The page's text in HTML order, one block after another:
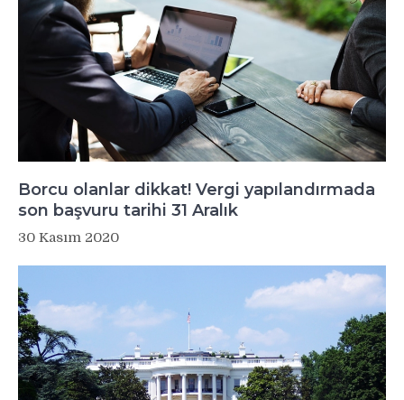
Borcu olanlar dikkat! Vergi yapılandırmada
son başvuru tarihi 31 Aralık
30 Kasım 2020